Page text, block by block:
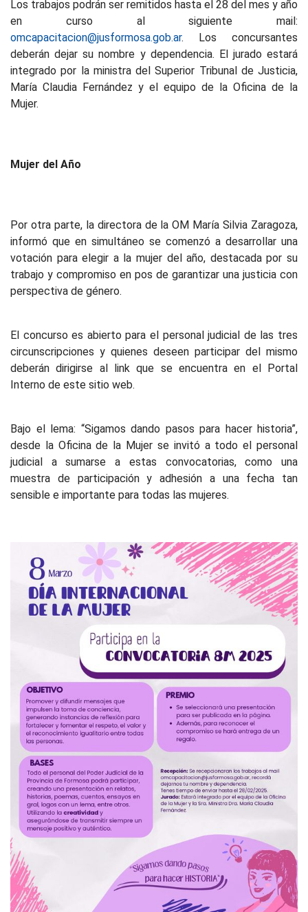
Los trabajos podrán ser remitidos hasta el 28 del mes y año
en curso al siguiente mail:
omcapacitacion@jusformosa.gob.ar. Los concursantes
deberán dejar su nombre y dependencia. El jurado estará
integrado por la ministra del Superior Tribunal de Justicia,
María Claudia Fernández y el equipo de la Oficina de la
Mujer.
Mujer del Año
Por otra parte, la directora de la OM María Silvia Zaragoza,
informó que en simultáneo se comenzó a desarrollar una
votación para elegir a la mujer del año, destacada por su
trabajo y compromiso en pos de garantizar una justicia con
perspectiva de género.
El concurso es abierto para el personal judicial de las tres
circunscripciones y quienes deseen participar del mismo
deberán dirigirse al link que se encuentra en el Portal
Interno de este sitio web.
Bajo el lema: “Sigamos dando pasos para hacer historia”,
desde la Oficina de la Mujer se invitó a todo el personal
judicial a sumarse a estas convocatorias, como una
muestra de participación y adhesión a una fecha tan
sensible e importante para todas las mujeres.